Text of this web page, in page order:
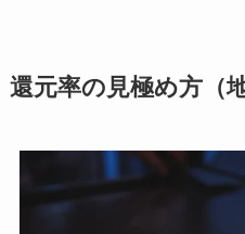
還元率の見極め方（